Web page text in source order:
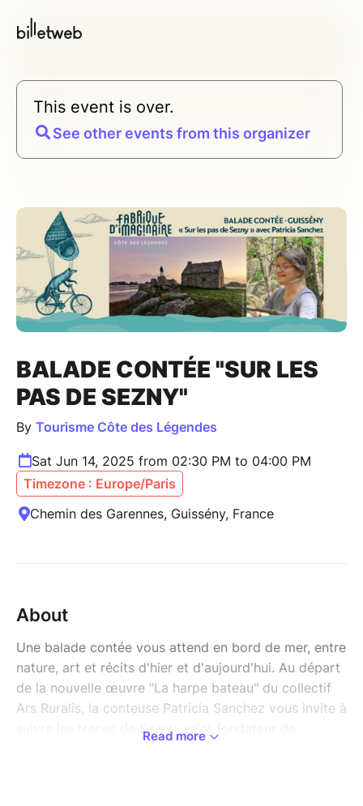
This event is over.
See other events from this organizer
BALADE CONTÉE "SUR LES
PAS DE SEZNY"
By Tourisme Côte des Légendes
Sat Jun 14, 2025 from 02:30 PM to 04:00 PM
Timezone : Europe/Paris
Chemin des Garennes, Guissény, France
About
Une balade contée vous attend en bord de mer, entre
nature, art et récits d'hier et d'aujourd'hui. Au départ
de la nouvelle œuvre "La harpe bateau" du collectif
Ars Ruralis, la conteuse Patricia Sanchez vous invite à
suivre les traces de Sezny, saint fondateur de
Read more